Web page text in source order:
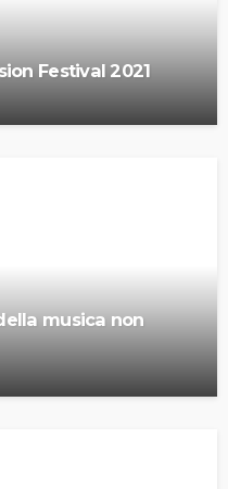
Festival 2021
musica non